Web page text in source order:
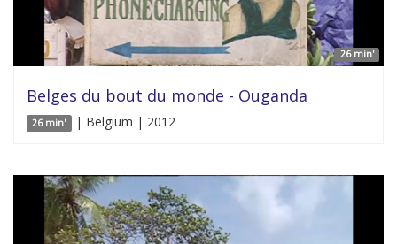
26 min'
Belges du bout du monde - Ouganda
26 min' | Belgium | 2012